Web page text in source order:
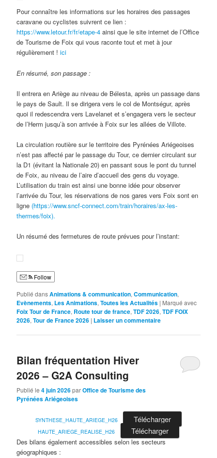
Pour connaître les informations sur les horaires des passages
caravane ou cyclistes suivrent ce lien :
https://www.letour.fr/fr/etape-4 ainsi que le site internet de l’Office
de Tourisme de Foix qui vous raconte tout et met à jour
régulièrement !ici
En résumé, son passage :
Il entrera en Ariège au niveau de Bélesta, après un passage dans
le pays de Sault. Il se dirigera vers le col de Montségur, après
quoi il redescendra vers Lavelanet et s’engagera vers le secteur
de l’Herm jusqu’à son arrivée à Foix sur les allées de Villote.
La circulation routière sur le territoire des Pyrénées Ariégeoises
n’est pas affecté par le passage du Tour, ce dernier circulant sur
la D1 (évitant la Nationale 20) en passant sous le pont du tunnel
de Foix, au niveau de l’aire d’accueil des gens du voyage.
L’utilisation du train est ainsi une bonne idée pour observer
l’arrivée du Tour, les réservations de nos gares vers Foix sont en
ligne (https://www.sncf-connect.com/train/horaires/ax-les-
thermes/foix).
Un résumé des fermetures de route prévues pour l’instant:
Follow
Publié dansAnimations & communication,Communication,
Evènements, Les Animations,Toutes les Actualités | Marqué avec
Foix Tour de France, Route tour de france,TDF 2026,TDF FOIX
2026,Tour de France 2026 | Laisser un commentaire
Bilan fréquentation Hiver
2026 – G2A Consulting
Publié le4 juin 2026parOffice de Tourisme des
Pyrénées Ariégeoises
SYNTHESE_HAUTE_ARIEGE_H26 Télécharger
HAUTE_ARIEGE_REALISE_H26 Télécharger
Des bilans également accessibles selon les secteurs
géographiques :